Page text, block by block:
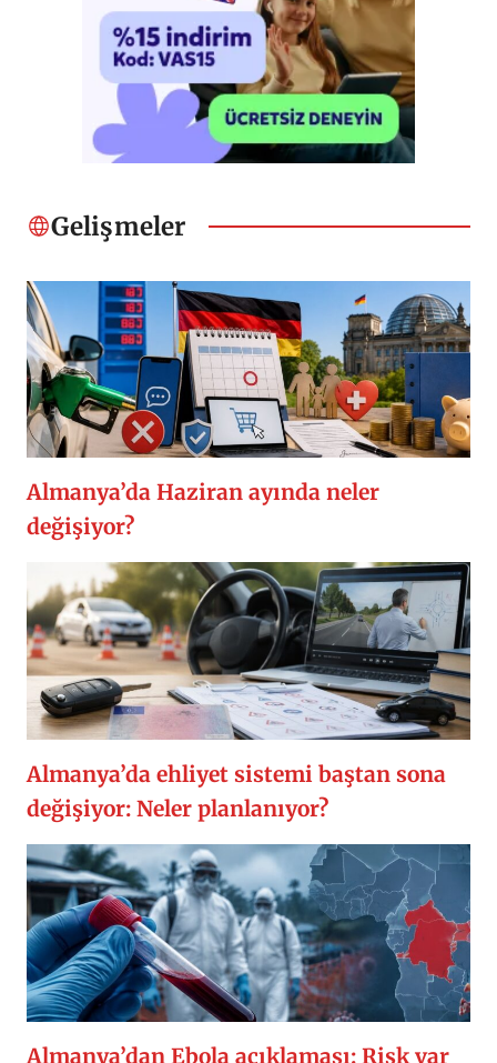
Gelişmeler
Almanya’da Haziran ayında neler
değişiyor?
Almanya’da ehliyet sistemi baştan sona
değişiyor: Neler planlanıyor?
Almanya’dan Ebola açıklaması: Risk var